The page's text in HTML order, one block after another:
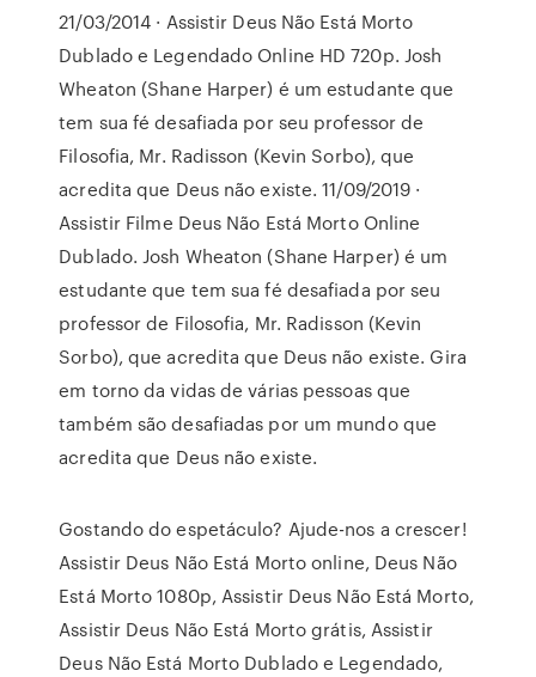
21/03/2014 · Assistir Deus Não Está Morto
Dublado e Legendado Online HD 720p. Josh
Wheaton (Shane Harper) é um estudante que
tem sua fé desafiada por seu professor de
Filosofia, Mr. Radisson (Kevin Sorbo), que
acredita que Deus não existe. 11/09/2019 ·
Assistir Filme Deus Não Está Morto Online
Dublado. Josh Wheaton (Shane Harper) é um
estudante que tem sua fé desafiada por seu
professor de Filosofia, Mr. Radisson (Kevin
Sorbo), que acredita que Deus não existe. Gira
em torno da vidas de várias pessoas que
também são desafiadas por um mundo que
acredita que Deus não existe.
Gostando do espetáculo? Ajude-nos a crescer!
Assistir Deus Não Está Morto online, Deus Não
Está Morto 1080p, Assistir Deus Não Está Morto,
Assistir Deus Não Está Morto grátis, Assistir
Deus Não Está Morto Dublado e Legendado,